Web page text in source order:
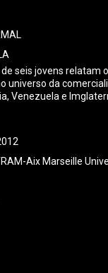
seis jovens relatam
universo da
Venezuela e
Aix Marseille